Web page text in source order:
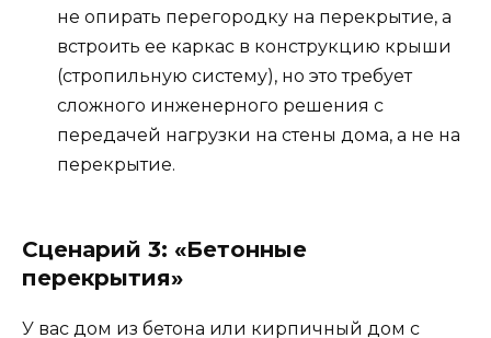
не опирать перегородку на перекрытие, а
встроить ее каркас в конструкцию крыши
(стропильную систему), но это требует
сложного инженерного решения с
передачей нагрузки на стены дома, а не на
перекрытие.
Сценарий 3: «Бетонные
перекрытия»
У вас дом из бетона или кирпичный дом с